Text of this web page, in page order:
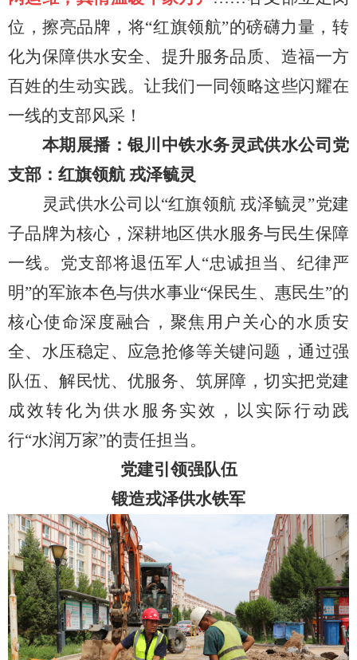
位，擦亮品牌，将“红旗领航”的磅礴力量，转
化为保障供水安全、提升服务品质、造福一方
百姓的生动实践。让我们一同领略这些闪耀在
一线的支部风采！
本期展播：银川中铁水务灵武供水公司党
支部：红旗领航 戎泽毓灵
灵武供水公司以“红旗领航 戎泽毓灵”党建
子品牌为核心，深耕地区供水服务与民生保障
一线。党支部将退伍军人“忠诚担当、纪律严
明”的军旅本色与供水事业“保民生、惠民生”的
核心使命深度融合，聚焦用户关心的水质安
全、水压稳定、应急抢修等关键问题，通过强
队伍、解民忧、优服务、筑屏障，切实把党建
成效转化为供水服务实效，以实际行动践
行“水润万家”的责任担当。
党建引领强队伍
锻造戎泽供水铁军